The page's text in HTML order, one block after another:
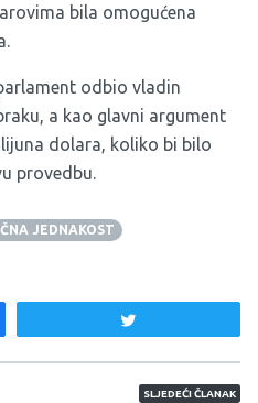
bila omogućena
odbio vladin
a kao glavni argument
dolara, koliko bi bilo
provedbu.
JEDNAKOST
SLJEDEĆI ČLANAK